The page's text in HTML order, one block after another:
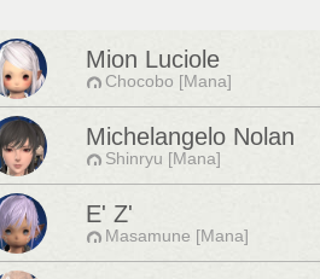
Mion Luciole
Chocobo [Mana]
Michelangelo Nolan
Shinryu [Mana]
E' Z'
Masamune [Mana]